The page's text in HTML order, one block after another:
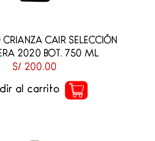
CRIANZA CAIR SELECCIÓN
2020 BOT. 750 ML
S/ 200.00
al carrito